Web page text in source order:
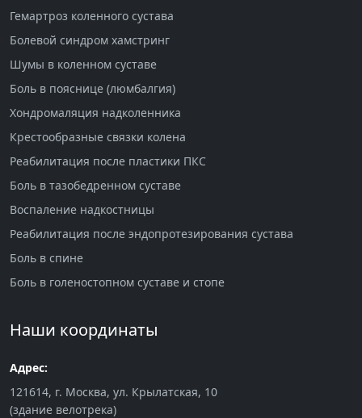
Гемартроз коленного сустава
Болевой синдром хамстринг
Шумы в коленном суставе
Боль в пояснице (люмбалгия)
Хондромаляция надколенника
Крестообразные связки колена
Реабилитация после пластики ПКС
Боль в тазобедренном суставе
Воспаление надкостницы
Реабилитация после эндопротезирования сустава
Боль в спине
Боль в голеностопном суставе и стопе
Наши координаты
Адрес:
121614, г. Москва, ул. Крылатская, 10
(здание велотрека)